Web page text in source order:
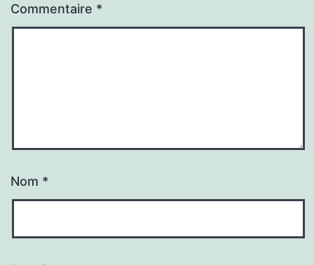
Commentaire *
Nom *